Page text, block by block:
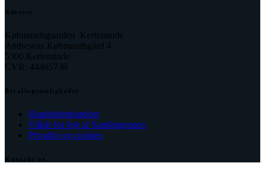
Adresse
Købmandsgaarden Kerteminde
Andresens Købmandsgård 4
5300 Kerteminde
CVR: 44465736
Betalingsmuligheder
Handelsbetingelser
Vilkår for leje af Samlingsstuen
Privatliv og cookies
Kontakt os